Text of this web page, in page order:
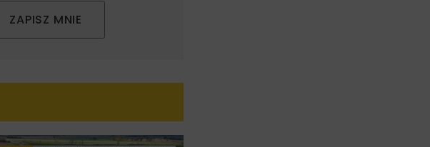
ZAPISZ MNIE